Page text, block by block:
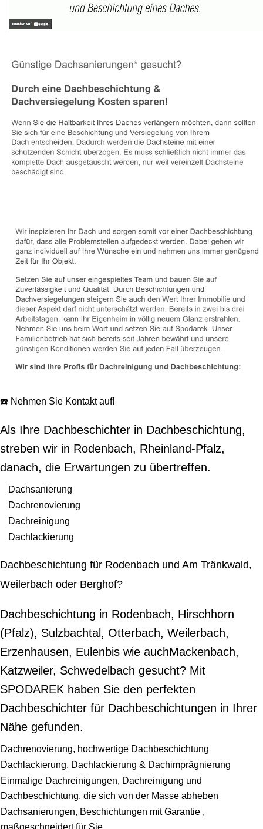
☎️ Nehmen Sie Kontakt auf!
Als Ihre Dachbeschichter in Dachbeschichtung,
streben wir in Rodenbach, Rheinland-Pfalz,
danach, die Erwartungen zu übertreffen.
Dachsanierung
Dachrenovierung
Dachreinigung
Dachlackierung
Dachbeschichtung für Rodenbach und Am Tränkwald,
Weilerbach oder Berghof?
Dachbeschichtung in Rodenbach, Hirschhorn
(Pfalz), Sulzbachtal, Otterbach, Weilerbach,
Erzenhausen, Eulenbis wie auchMackenbach,
Katzweiler, Schwedelbach gesucht? Mit
SPODAREK haben Sie den perfekten
Dachbeschichter für Dachbeschichtungen in Ihrer
Nähe gefunden.
Dachrenovierung, hochwertige Dachbeschichtung
Dachlackierung, Dachlackierung & Dachimprägnierung
Einmalige Dachreinigungen, Dachreinigung und
Dachbeschichtung, die sich von der Masse abheben
Dachsanierungen, Beschichtungen mit Garantie ,